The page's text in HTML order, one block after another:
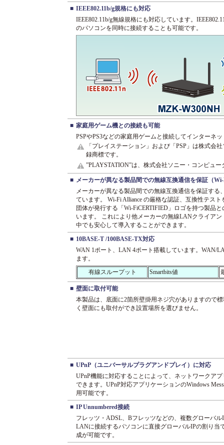
■ IEEE802.11b/g規格にも対応
IEEE802.11b/g無線規格にも対応しています。
のパソコンを同時に接続することも可能です。
■ 家庭用ゲーム機との接続も可能
PSPやPS3などの家庭用ゲームと接続してインターネ
「プレイステーション」および「PSP」は株式会
録商標です。
”PLAYSTATION”は、株式会社ソニー・コンピュ
■ メーカーが異なる製品間での無線互換通信を保証（
メーカーが異なる製品間での無線互換通信を保証する
ています。 Wi-Fi Alliance の厳格な認証、互換性テス
団体が発行する「Wi-FiCERTIFIED」ロゴを持つ製品
います。 これにより他メーカーの無線LANクライア
中でも安心して導入することができます。
■ 10BASE-T /100BASE-TX対応
WAN 1ポート、LAN 4ポート搭載しています。WAN/
ます。
有線スループット
Smartbits値
■ 壁面に取付可能
本製品は、底面に2箇所壁掛用ネジ穴がありますので
く壁面にも取付ができ設置場所を選びません。
■ UPnP（ユニバーサルプラグアンドプレイ）に対応
UPnP機能に対応することによって、ネットワークア
できます。UPnP対応アプリケーションのWindows
用可能です。
■ IP Unnumbered接続
フレッツ・ADSL、Bフレッツなどの、複数グローバ
LANに接続するパソコンに直接グローバルIPの割り当
成が可能です。